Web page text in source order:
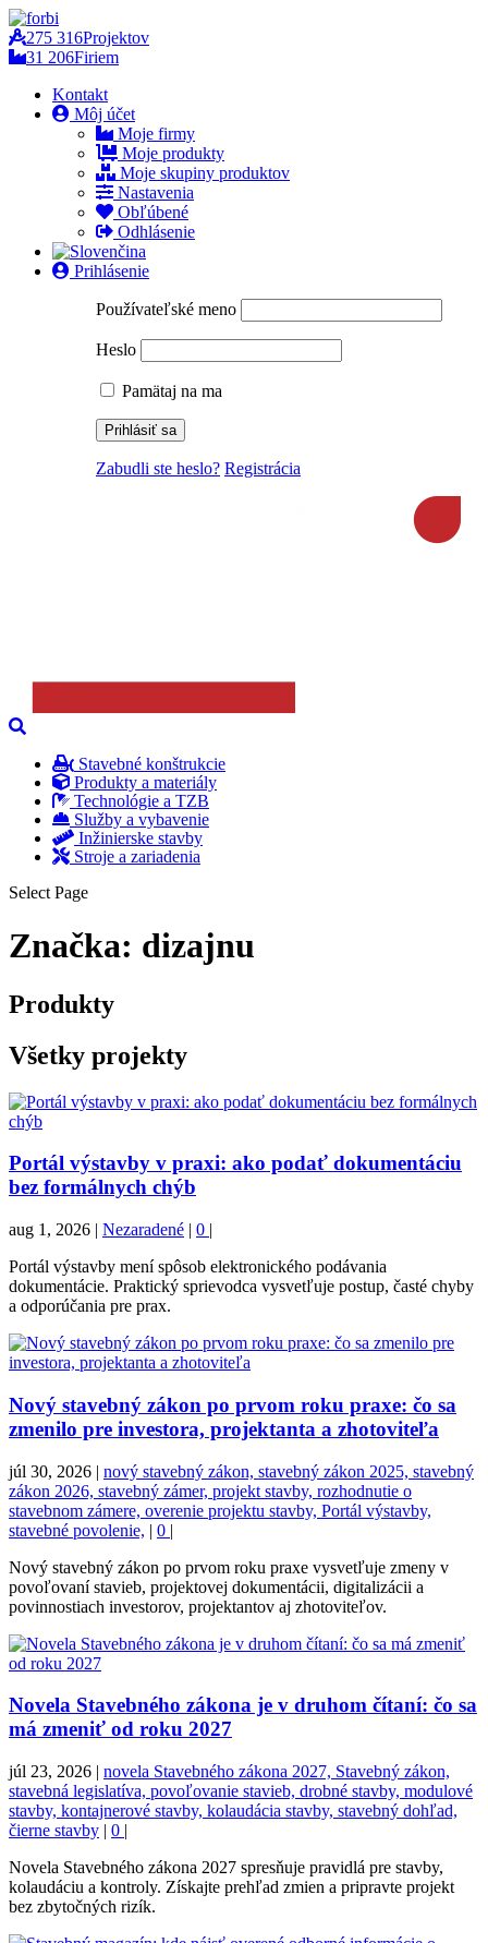
275 316Projektov
31 206Firiem
Kontakt
Môj účet
Moje firmy
Moje produkty
Moje skupiny produktov
Nastavenia
Obľúbené
Odhlásenie
Prihlásenie
Používateľské meno
Heslo
Pamätaj na ma
Zabudli ste heslo? Registrácia
Stavebné konštrukcie
Produkty a materiály
Technológie a TZB
Služby a vybavenie
Inžinierske stavby
Stroje a zariadenia
Select Page
Značka: dizajnu
Produkty
Všetky projekty
Portál výstavby v praxi: ako podať dokumentáciu
bez formálnych chýb
aug 1, 2026 | Nezaradené | 0 |
Portál výstavby mení spôsob elektronického podávania
dokumentácie. Praktický sprievodca vysvetľuje postup, časté chyby
a odporúčania pre prax.
Nový stavebný zákon po prvom roku praxe: čo sa
zmenilo pre investora, projektanta a zhotoviteľa
júl 30, 2026 | nový stavebný zákon, stavebný zákon 2025, stavebný
zákon 2026, stavebný zámer, projekt stavby, rozhodnutie o
stavebnom zámere, overenie projektu stavby, Portál výstavby,
stavebné povolenie, | 0 |
Nový stavebný zákon po prvom roku praxe vysvetľuje zmeny v
povoľovaní stavieb, projektovej dokumentácii, digitalizácii a
povinnostiach investorov, projektantov aj zhotoviteľov.
Novela Stavebného zákona je v druhom čítaní: čo sa
má zmeniť od roku 2027
júl 23, 2026 | novela Stavebného zákona 2027, Stavebný zákon,
stavebná legislatíva, povoľovanie stavieb, drobné stavby, modulové
stavby, kontajnerové stavby, kolaudácia stavby, stavebný dohľad,
čierne stavby | 0 |
Novela Stavebného zákona 2027 spresňuje pravidlá pre stavby,
kolaudáciu a kontroly. Získajte prehľad zmien a pripravte projekt
bez zbytočných rizík.